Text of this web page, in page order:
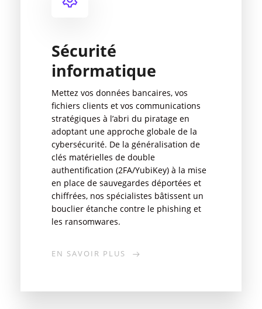
Sécurité
informatique
Mettez vos données bancaires, vos
fichiers clients et vos communications
stratégiques à l’abri du piratage en
adoptant une approche globale de la
cybersécurité. De la généralisation de
clés matérielles de double
authentification (2FA/YubiKey) à la mise
en place de sauvegardes déportées et
chiffrées, nos spécialistes bâtissent un
bouclier étanche contre le phishing et
les ransomwares.
EN SAVOIR PLUS